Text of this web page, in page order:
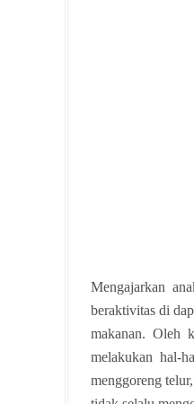
Mengajarkan
beraktivitas di
makanan. Oleh
melakukan hal-
menggoreng